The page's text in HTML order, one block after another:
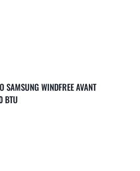
SAMSUNG WINDFREE AVANT
BTU